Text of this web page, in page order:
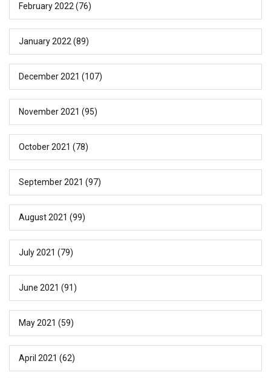
February 2022 (76)
January 2022 (89)
December 2021 (107)
November 2021 (95)
October 2021 (78)
September 2021 (97)
August 2021 (99)
July 2021 (79)
June 2021 (91)
May 2021 (59)
April 2021 (62)